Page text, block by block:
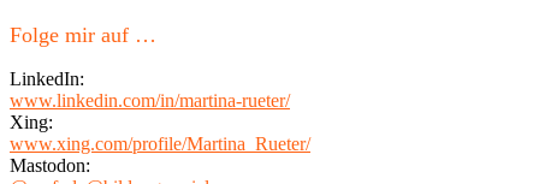
Folge mir auf …
LinkedIn:
www.linkedin.com/in/martina-rueter/
Xing:
www.xing.com/profile/Martina_Rueter/
Mastodon: